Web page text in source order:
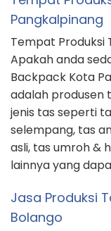
Pangkalpinang
Tempat Produksi
Apakah anda
Backpack Kota
adalah produsen
jenis tas seperti
selempang, tas
asli, tas umroh &
lainnya yang
Jasa Produksi
Bolango